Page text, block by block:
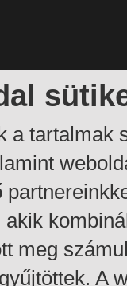
a tartalmak
meg
A